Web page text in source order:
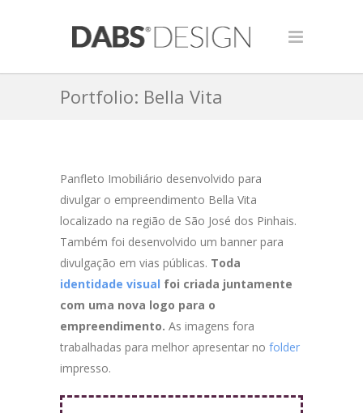
Portfolio: Bella Vita
Panfleto Imobiliário desenvolvido para
divulgar o empreendimento Bella Vita
localizado na região de São José dos Pinhais.
Também foi desenvolvido um banner para
divulgação em vias públicas. Toda
identidade visual foi criada juntamente
com uma nova logo para o
empreendimento. As imagens fora
trabalhadas para melhor apresentar no folder
impresso.